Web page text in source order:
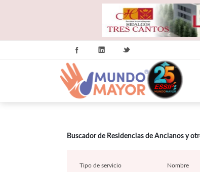
Buscador de Residencias de Ancianos y
Tipo de servicio Nombre